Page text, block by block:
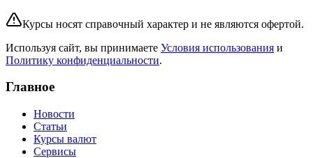
Курсы носят справочный характер и не являются офертой.
Используя сайт, вы принимаете Условия использования и
Политику конфиденциальности.
Главное
Новости
Статьи
Курсы валют
Сервисы